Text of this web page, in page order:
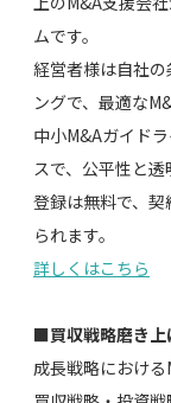
ムです。
経営者様は自社
ングで、最適な
中小M&Aガイド
スで、公平性と透
登録は無料で、
られます。
詳しくはこちら
■買収戦略磨き上
成長戦略における